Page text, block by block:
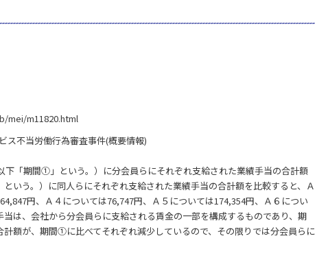
mei/m11820.html
ス不当労働行為審査事件(概要情報)
「期間①」という。）に分会員らにそれぞれ支給された業績手当の合計額
いう。）に同人らにそれぞれ支給された業績手当の合計額を比較すると、Ａ
円、Ａ４については76,747円、Ａ５については174,354円、Ａ６につい
は、会社から分会員らに支給される賃金の一部を構成するものであり、期
額が、期間①に比べてそれぞれ減少しているので、その限りでは分会員らに